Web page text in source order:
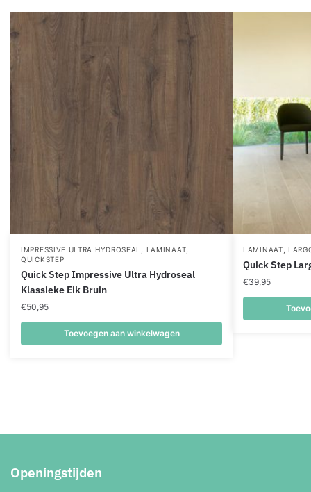
IMPRESSIVE ULTRA HYDROSEAL , LAMINAAT,
QUICKSTEP
Quick Step Impressive Ultra Hydroseal
Klassieke Eik Bruin
€50,95
Toevoegen aan winkelwagen
LAMINAAT,
Quick Step
€39,95
Openingstijden